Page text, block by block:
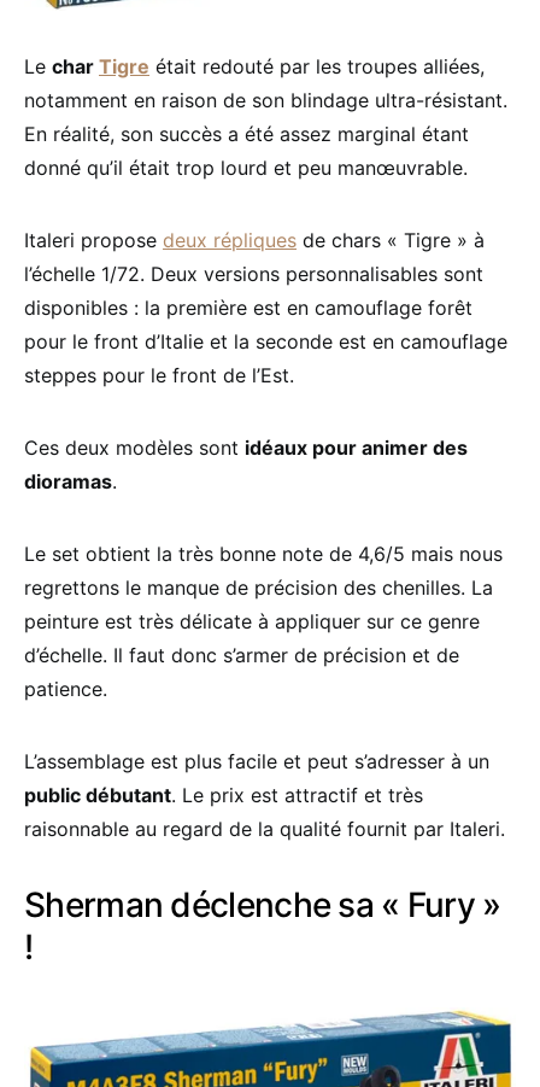
Le char Tigre était redouté par les troupes alliées,
notamment en raison de son blindage ultra-résistant.
En réalité, son succès a été assez marginal étant
donné qu’il était trop lourd et peu manœuvrable.
Italeri propose deux répliques de chars « Tigre » à
l’échelle 1/72. Deux versions personnalisables sont
disponibles : la première est en camouflage forêt
pour le front d’Italie et la seconde est en camouflage
steppes pour le front de l’Est.
Ces deux modèles sont idéaux pour animer des
dioramas.
Le set obtient la très bonne note de 4,6/5 mais nous
regrettons le manque de précision des chenilles. La
peinture est très délicate à appliquer sur ce genre
d’échelle. Il faut donc s’armer de précision et de
patience.
L’assemblage est plus facile et peut s’adresser à un
public débutant. Le prix est attractif et très
raisonnable au regard de la qualité fournit par Italeri.
Sherman déclenche sa « Fury »
!